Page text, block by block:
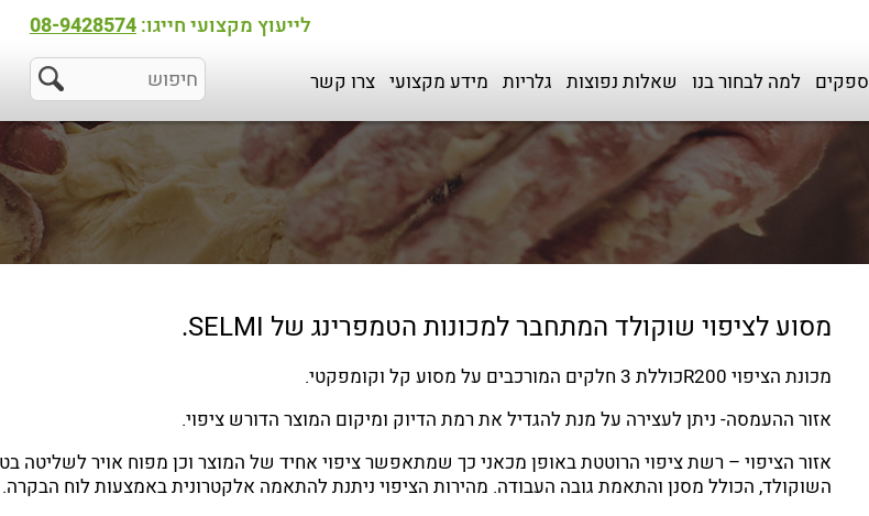
לייעוץ מקצועי חייגו:08-9428574
ספקים למה לבחור בנו שאלות נפוצות גלריות מידע מקצועי צרו קשר
מסוע לציפוי שוקולד המתחבר למכונות הטמפרינג של SELMI.
מכונת הציפוי R200כוללת 3 חלקים המורכבים על מסוע קל וקומפקטי.
אזור ההעמסה- ניתן לעצירה על מנת להגדיל את רמת הדיוק ומיקום המוצר הדורש ציפוי.
אזור הציפוי – רשת ציפוי הרוטטת באופן מכאני כך שמתאפשר ציפוי אחיד של המוצר וכן מפוח אויר לשליטה
השוקולד, הכולל מסנן והתאמת גובה העבודה. מהירות הציפוי ניתנת להתאמה אלקטרונית באמצעות לוח הבקרה.